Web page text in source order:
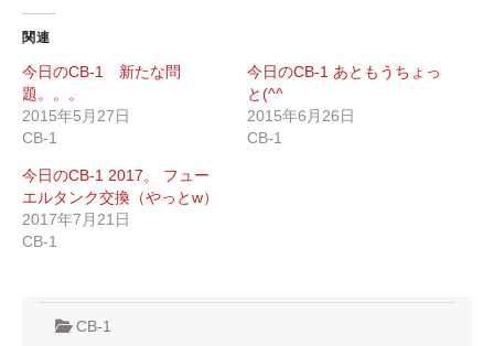
関連
今日のCB-1 新たな問
題。。。
2015年5月27日
CB-1
今日のCB-1 あともうちょっ
と(^^
2015年6月26日
CB-1
今日のCB-1 2017。 フュー
エルタンク交換（やっとw）
2017年7月21日
CB-1
CB-1